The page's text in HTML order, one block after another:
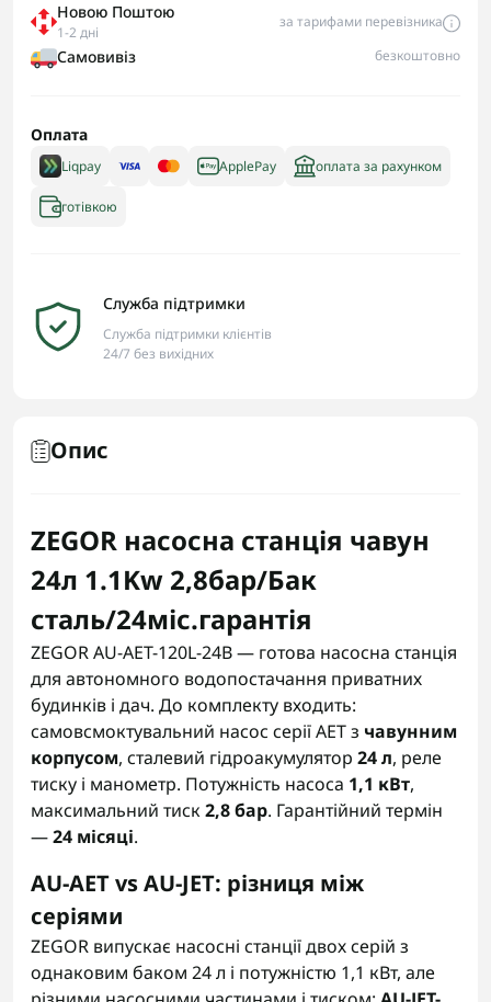
Новою Поштою
1-2 дні
за тарифами перевізника
Самовивіз безкоштовно
Оплата
Liqpay ApplePay оплата за рахунком
готівкою
Служба підтримки
Служба підтримки клієнтів
24/7 без вихідних
Опис
ZEGOR насосна станція чавун
24л 1.1Kw 2,8бар/Бак
сталь/24міс.гарантія
ZEGOR AU-AET-120L-24B — готова насосна станція
для автономного водопостачання приватних
будинків і дач. До комплекту входить:
самовсмоктувальний насос серії AET з чавунним
корпусом, сталевий гідроакумулятор 24 л, реле
тиску і манометр. Потужність насоса 1,1 кВт,
максимальний тиск2,8 бар. Гарантійний термін
—24 місяці.
AU-AET vs AU-JET: різниця між
серіями
ZEGOR випускає насосні станції двох серій з
однаковим баком 24 л і потужністю 1,1 кВт, але